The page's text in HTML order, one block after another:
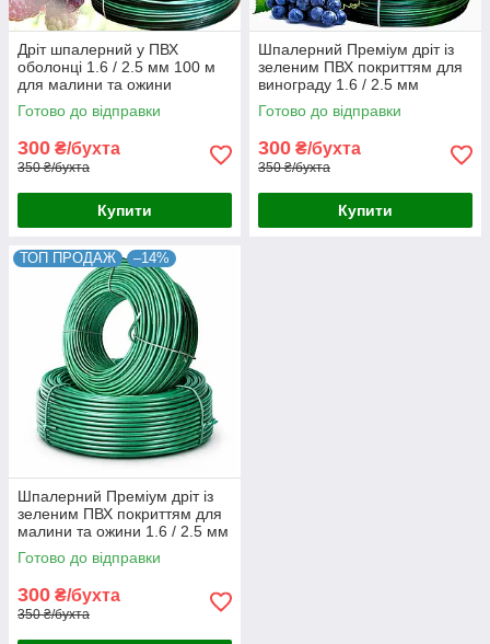
Дріт шпалерний у ПВХ
оболонці 1.6 / 2.5 мм 100 м
для малини та ожини
(виробництво Польща)
Готово до відправки
300 ₴/бухта
350 ₴/бухта
Купити
Шпалерний Преміум дріт із
зеленим ПВХ покриттям для
винограду 1.6 / 2.5 мм
(Польща)
Готово до відправки
300 ₴/бухта
350 ₴/бухта
Купити
ТОП ПРОДАЖ –14%
Шпалерний Преміум дріт із
зеленим ПВХ покриттям для
малини та ожини 1.6 / 2.5 мм
(Польща)
Готово до відправки
300 ₴/бухта
350 ₴/бухта